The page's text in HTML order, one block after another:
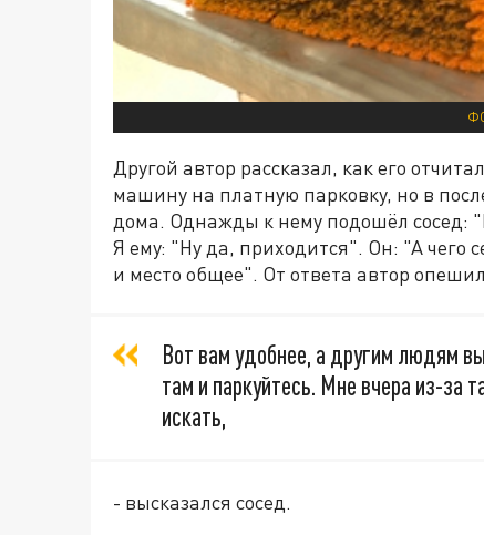
Другой автор рассказал, как его
машину на платную парковку, но в
дома. Однажды к нему подошёл сосед:
Я ему: "Ну да, приходится". Он: "А чего
и место общее". От ответа автор
Вот вам удобнее, а другим людям
там и паркуйтесь. Мне вчера из-за
искать,
- высказался сосед.